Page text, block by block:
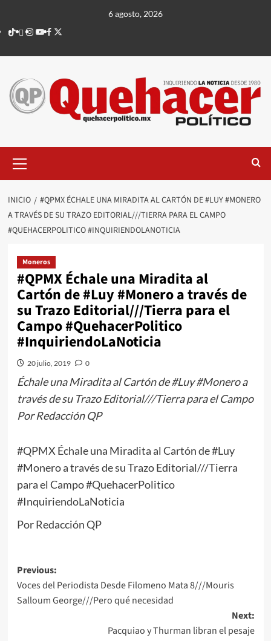
contenido
6 agosto, 2026
TikTok
threads
Instagram
Youtube
Facebook
X
principal
INICIO
#QPMX ÉCHALE UNA MIRADITA AL CARTÓN DE #LUY #MONERO
A TRAVÉS DE SU TRAZO EDITORIAL///TIERRA PARA EL CAMPO
#QUEHACERPOLITICO #INQUIRIENDOLANOTICIA
Moneros
#QPMX Échale una Miradita al
Cartón de #Luy #Monero a través de
su Trazo Editorial///Tierra para el
Campo #QuehacerPolitico
#InquiriendoLaNoticia
20 julio, 2019 0
Échale una Miradita al Cartón de #Luy #Monero a
través de su Trazo Editorial///Tierra para el Campo
Por Redacción QP
#QPMX Échale una Miradita al Cartón de #Luy
#Monero a través de su Trazo Editorial///Tierra
para el Campo #QuehacerPolitico
#InquiriendoLaNoticia
Por Redacción QP
Post
navigation
Previous:
Voces del Periodista Desde Filomeno Mata 8///Mouris
Salloum George///Pero qué necesidad
Next:
Pacquiao y Thurman libran el pesaje